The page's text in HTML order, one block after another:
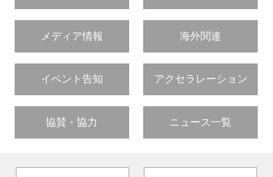
メディア情報 海外関連
イベント告知 アクセラレーション
協賛・協力 ニュース一覧